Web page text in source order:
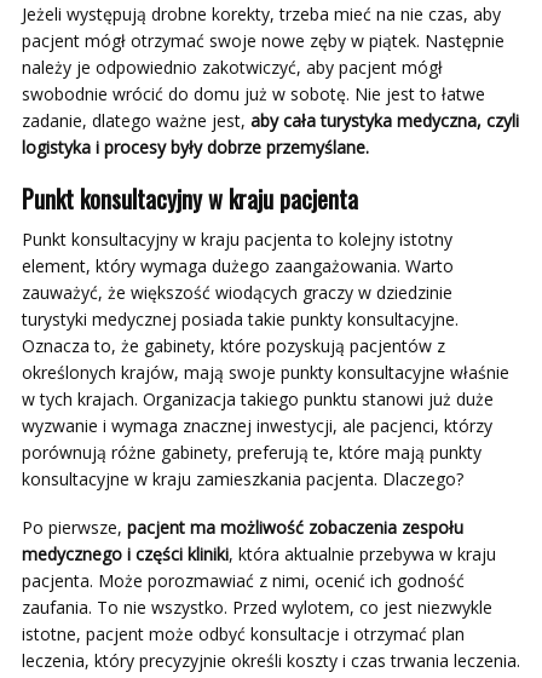
Jeżeli występują drobne korekty, trzeba mieć na nie czas, aby
pacjent mógł otrzymać swoje nowe zęby w piątek. Następnie
należy je odpowiednio zakotwiczyć, aby pacjent mógł
swobodnie wrócić do domu już w sobotę. Nie jest to łatwe
zadanie, dlatego ważne jest, aby cała turystyka medyczna, czyli
logistyka i procesy były dobrze przemyślane.
Punkt konsultacyjny w kraju pacjenta
Punkt konsultacyjny w kraju pacjenta to kolejny istotny
element, który wymaga dużego zaangażowania. Warto
zauważyć, że większość wiodących graczy w dziedzinie
turystyki medycznej posiada takie punkty konsultacyjne.
Oznacza to, że gabinety, które pozyskują pacjentów z
określonych krajów, mają swoje punkty konsultacyjne właśnie
w tych krajach. Organizacja takiego punktu stanowi już duże
wyzwanie i wymaga znacznej inwestycji, ale pacjenci, którzy
porównują różne gabinety, preferują te, które mają punkty
konsultacyjne w kraju zamieszkania pacjenta. Dlaczego?
Po pierwsze, pacjent ma możliwość zobaczenia zespołu
medycznego i części kliniki, która aktualnie przebywa w kraju
pacjenta. Może porozmawiać z nimi, ocenić ich godność
zaufania. To nie wszystko. Przed wylotem, co jest niezwykle
istotne, pacjent może odbyć konsultacje i otrzymać plan
leczenia, który precyzyjnie określi koszty i czas trwania leczenia.